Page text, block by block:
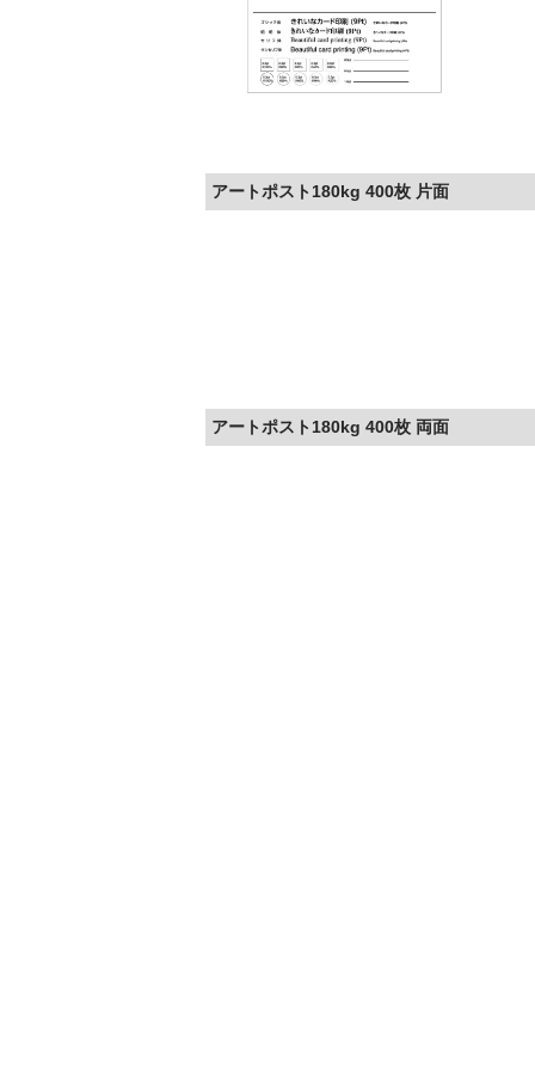
アートポスト180kg 400枚 片面
アートポスト180kg 400枚 両面